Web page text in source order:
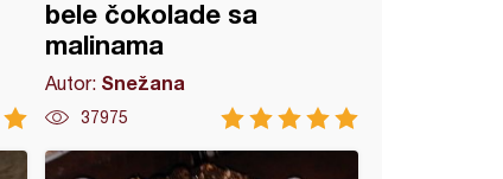
bele čokolade sa
malinama
Autor: Snežana
37975